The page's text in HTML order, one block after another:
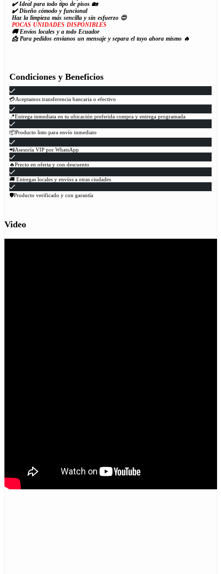
✔️ Ideal para todo tipo de pisos 🏡
✔️ Diseño cómodo y funcional
Haz la limpieza más sencilla y sin esfuerzo 😍
POCAS UNIDADES DISPONIBLES
🚚 Envíos locales y a todo Ecuador
📩 Para pedidos envíanos un mensaje y separa el tuyo ahora mismo 🔥
Condiciones y Beneficios
💳Aceptamos transferencia bancaria o efectivo
📍Entrega inmediata en tu ubicación preferida compra y entrega programada
📦Producto listo para envío inmediato
📲Asesoría VIP por WhatsApp
🔥Precio en oferta y con descuento
🚚 Entregas locales y envíos a otras ciudades
🛡Producto verificado y con garantía
Video